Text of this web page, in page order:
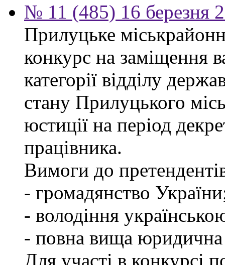
№ 11 (485) 16 березня
Прилуцьке
конкурс на заміщення
категорії відділу
стану Прилуцького
юстиції на період
працівника.
Вимоги до
- громадянство
- володіння
- повна вища юридична
Для участі в конкурсі